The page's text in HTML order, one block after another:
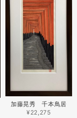
加藤晃秀 千本鳥居
¥22,275